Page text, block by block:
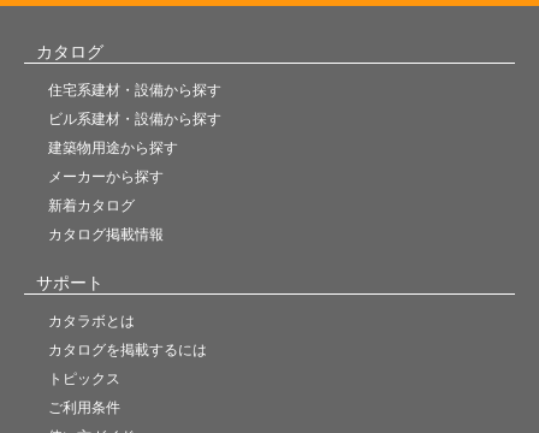
カタログ
住宅系建材・設備から探す
ビル系建材・設備から探す
建築物用途から探す
メーカーから探す
新着カタログ
カタログ掲載情報
サポート
カタラボとは
カタログを掲載するには
トピックス
ご利用条件